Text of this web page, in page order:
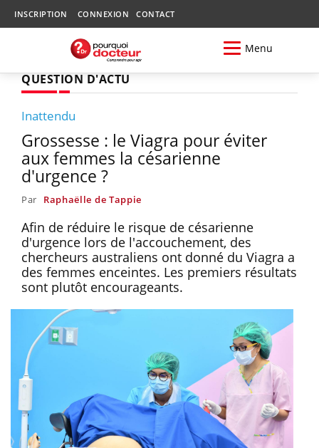
INSCRIPTION CONNEXION CONTACT
Menu
QUESTION D'ACTU
Inattendu
Grossesse : le Viagra pour éviter
aux femmes la césarienne
d'urgence ?
Par Raphaëlle de Tappie
Afin de réduire le risque de césarienne
d'urgence lors de l'accouchement, des
chercheurs australiens ont donné du Viagra a
des femmes enceintes. Les premiers résultats
sont plutôt encourageants.